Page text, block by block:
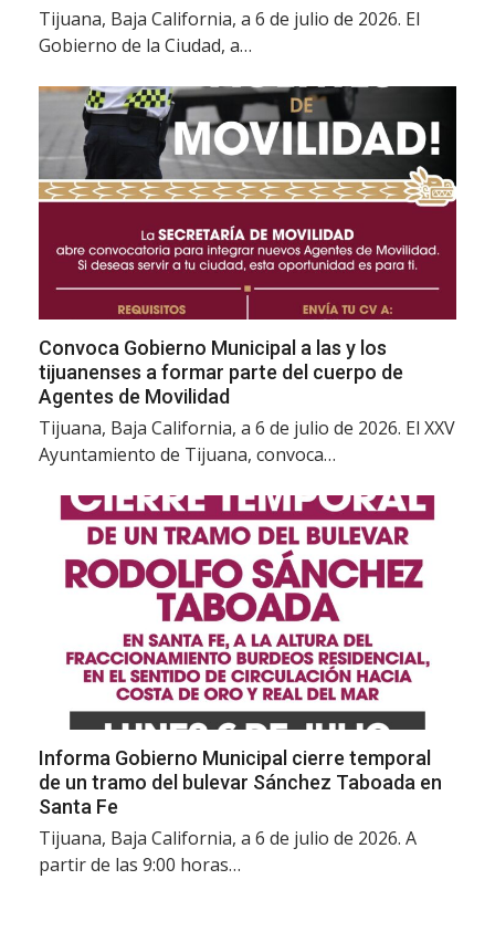
Tijuana, Baja California, a 6 de julio de 2026. El
Gobierno de la Ciudad, a…
Convoca Gobierno Municipal a las y los
tijuanenses a formar parte del cuerpo de
Agentes de Movilidad
Tijuana, Baja California, a 6 de julio de 2026. El XXV
Ayuntamiento de Tijuana, convoca…
Informa Gobierno Municipal cierre temporal
de un tramo del bulevar Sánchez Taboada en
Santa Fe
Tijuana, Baja California, a 6 de julio de 2026. A
partir de las 9:00 horas…